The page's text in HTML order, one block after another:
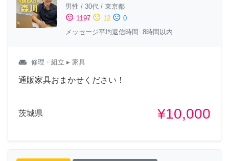
男性 / 30代 / 東京都
sentiment_satisfied 1197 sentiment_neutral 12 sentiment_dissatisfied 0
メッセージ平均返信時間: 8時間以内
weekend 修理・組立 ▸ 家具
通販家具おまかせください！
茨城県 ¥10,000